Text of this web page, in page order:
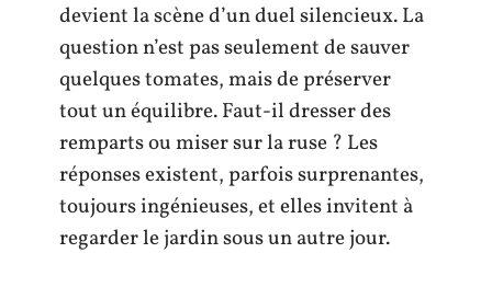
devient la scène d’un duel silencieux. La
question n’est pas seulement de sauver
quelques tomates, mais de préserver
tout un équilibre. Faut-il dresser des
remparts ou miser sur la ruse ? Les
réponses existent, parfois surprenantes,
toujours ingénieuses, et elles invitent à
regarder le jardin sous un autre jour.